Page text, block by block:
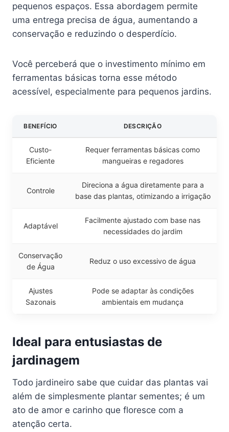
pequenos espaços. Essa abordagem permite
uma entrega precisa de água, aumentando a
conservação e reduzindo o desperdício.
Você perceberá que o investimento mínimo em
ferramentas básicas torna esse método
acessível, especialmente para pequenos jardins.
BENEFÍCIO DESCRIÇÃO
Custo-
Eficiente
Requer ferramentas básicas como
mangueiras e regadores
Controle
Direciona a água diretamente para a
base das plantas, otimizando a irrigação
Adaptável
Facilmente ajustado com base nas
necessidades do jardim
Conservação
de Água
Reduz o uso excessivo de água
Ajustes
Sazonais
Pode se adaptar às condições
ambientais em mudança
Ideal para entusiastas de
jardinagem
Todo jardineiro sabe que cuidar das plantas vai
além de simplesmente plantar sementes; é um
ato de amor e carinho que floresce com a
atenção certa.